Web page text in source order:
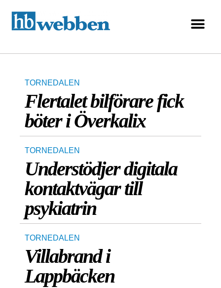
TORNEDALEN
Flertalet bilförare fick
böter i Överkalix
TORNEDALEN
Understödjer digitala
kontaktvägar till
psykiatrin
TORNEDALEN
Villabrand i
Lappbäcken